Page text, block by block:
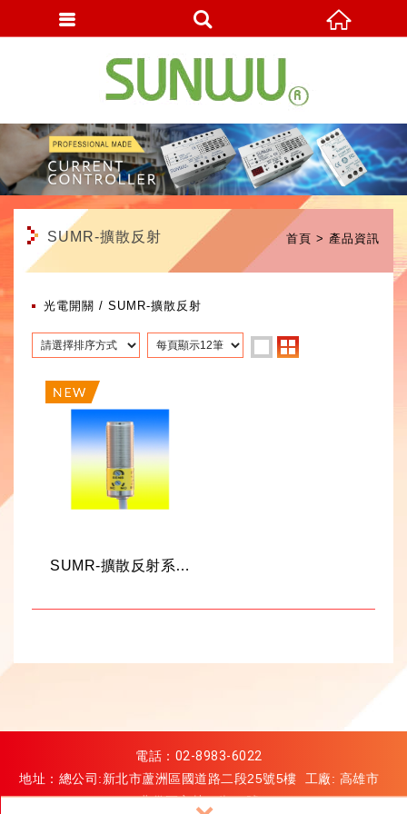
首頁 產品資訊
SUMR-擴散反射
光電開關 SUMR-擴散反射
SUMR-擴散反射系列
電話： 02-8983-6022
地址：總公司:新北市蘆洲區國道路二段25號5樓 工廠: 高雄市
燕巢區安林二街68號